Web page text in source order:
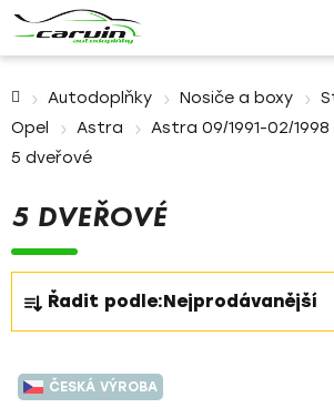
Autodoplňky Nosiče a boxy
Opel
Astra Astra 09/1991-02/1998
5 dveřové
5 DVEŘOVÉ
Ř
a
z
e
n
Řadit podle:Nejprodávanější
V
ý
ČESKÁ VÝROBA